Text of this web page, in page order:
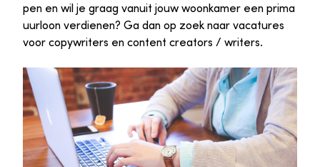
pen en wil je graag vanuit jouw woonkamer een prima
uurloon verdienen? Ga dan op zoek naar vacatures
voor copywriters en content creators / writers.